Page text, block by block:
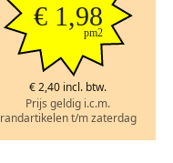
€ 1,98
pm2
€ 2,40 incl. btw.
Prijs geldig i.c.m.
randartikelen t/m zaterdag